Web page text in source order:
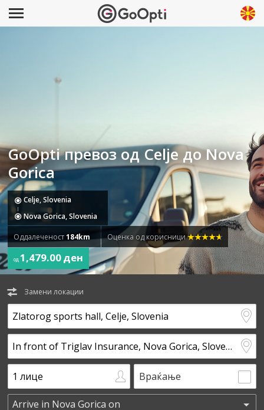
GoOpti превоз од Celje до Nova
Gorica
Celje, Slovenia
Nova Gorica, Slovenia
Оддалеченост184km Оценка од корисници
од 1,479.00 ден
Замени локации
Враќање